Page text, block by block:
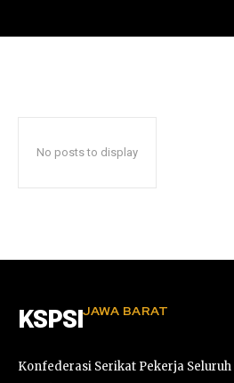
No posts to display
KSPSI JAWA BARAT
Konfederasi Serikat Pekerja Seluruh